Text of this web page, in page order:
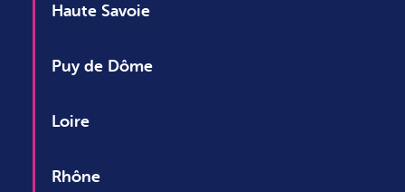
Haute Savoie
Puy de Dôme
Loire
Rhône